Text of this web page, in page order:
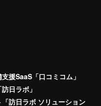
援SaaS「口コミコム」
日ラボ」
訪日ラボ ソリューション